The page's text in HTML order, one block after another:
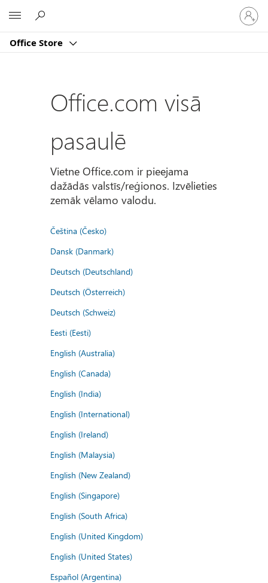
Office Store
savā
kontā
Office.com visā
pasaulē
Vietne Office.com ir pieejama
dažādās valstīs/reģionos. Izvēlieties
zemāk vēlamo valodu.
Čeština (Česko)
Dansk (Danmark)
Deutsch (Deutschland)
Deutsch (Österreich)
Deutsch (Schweiz)
Eesti (Eesti)
English (Australia)
English (Canada)
English (India)
English (International)
English (Ireland)
English (Malaysia)
English (New Zealand)
English (Singapore)
English (South Africa)
English (United Kingdom)
English (United States)
Español (Argentina)